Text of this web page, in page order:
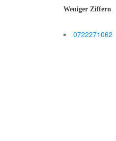
Weniger Ziffern
0722271062